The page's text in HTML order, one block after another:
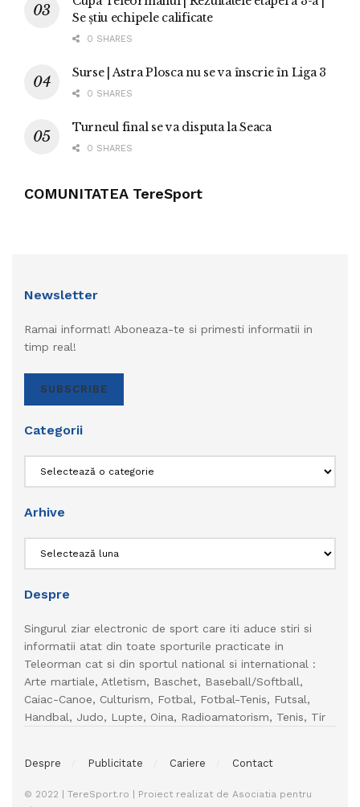
Se știu echipele calificate
0 SHARES
Surse | Astra Plosca nu se va înscrie în Liga 3
0 SHARES
Turneul final se va disputa la Seaca
0 SHARES
COMUNITATEA TereSport
Newsletter
Ramai informat! Aboneaza-te si primesti informatii in
timp real!
SUBSCRIBE
Categorii
Arhive
Despre
Singurul ziar electronic de sport care iti aduce stiri si
informatii atat din toate sporturile practicate in
Teleorman cat si din sportul national si international :
Arte martiale, Atletism, Baschet, Baseball/Softball,
Caiac-Canoe, Culturism, Fotbal, Fotbal-Tenis, Futsal,
Handbal, Judo, Lupte, Oina, Radioamatorism, Tenis, Tir
Despre Publicitate Cariere Contact
© 2022 | TereSport.ro | Proiect realizat de Asociatia pentru